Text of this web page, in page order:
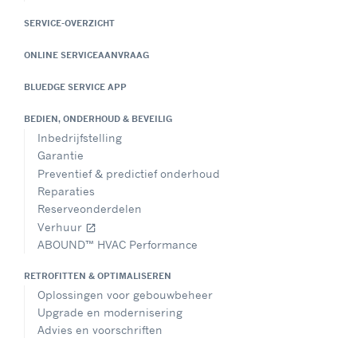
SERVICE-OVERZICHT
ONLINE SERVICEAANVRAAG
BLUEDGE SERVICE APP
BEDIEN, ONDERHOUD & BEVEILIG
Inbedrijfstelling
Garantie
Preventief & predictief onderhoud
Reparaties
Reserveonderdelen
Verhuur open_in_new
ABOUND™ HVAC Performance
RETROFITTEN & OPTIMALISEREN
Oplossingen voor gebouwbeheer
Upgrade en modernisering
Advies en voorschriften